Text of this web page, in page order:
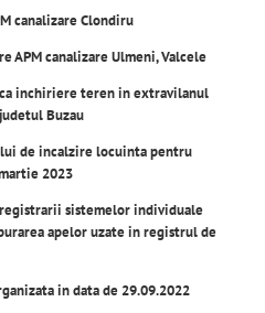
canalizare Clondiru
APM canalizare Ulmeni, Valcele
inchiriere teren in extravilanul
Buzau
de incalzire locuinta pentru
2023
sistemelor individuale
apelor uzate in registrul de
in data de 29.09.2022